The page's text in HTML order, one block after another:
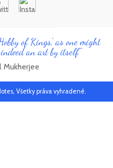
of Kings', as one might
an art by itself"
Mukherjee
Všetky práva vyhradené.